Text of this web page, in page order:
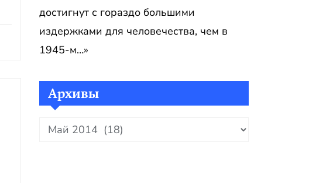
достигнут с гораздо большими
издержками для человечества, чем в
1945-м…»
Архивы
Архивы